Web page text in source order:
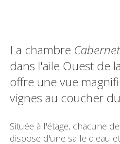
La chambre Cabernet
dans l'aile Ouest de
offre une vue
vignes au coucher
Située à l'étage, chacune
dispose d'une salle d'eau